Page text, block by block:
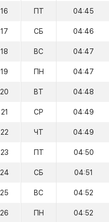
16 ПТ 04:45
17 СБ 04:46
18 ВС 04:47
19 ПН 04:47
20 ВТ 04:48
21 СР 04:49
22 ЧТ 04:49
23 ПТ 04:50
24 СБ 04:51
25 ВС 04:52
26 ПН 04:52